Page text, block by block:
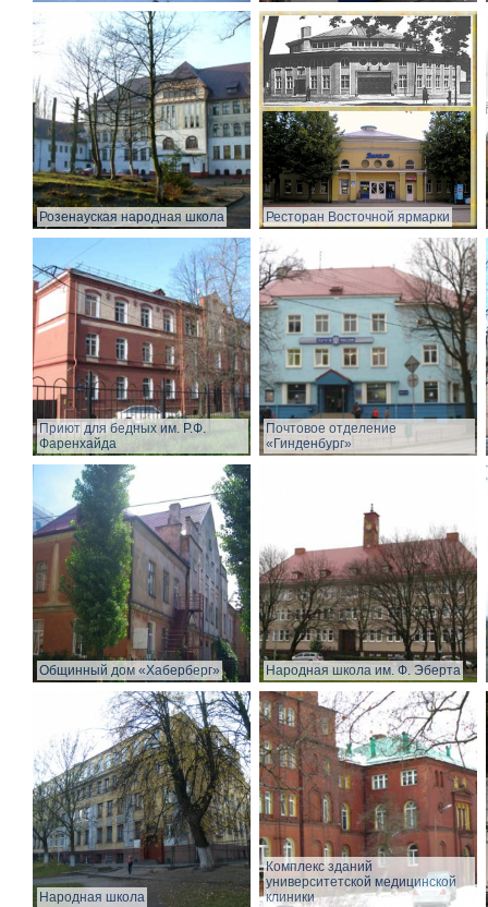
Розенауская народная школа Ресторан Восточной ярмарки
Приют для бедных им. Р.Ф.
Фаренхайда
Почтовое отделение
«Гинденбург»
Общинный дом «Хаберберг» Народная школа им. Ф. Эберта
Народная школа
Комплекс зданий
университетской медицинской
клиники